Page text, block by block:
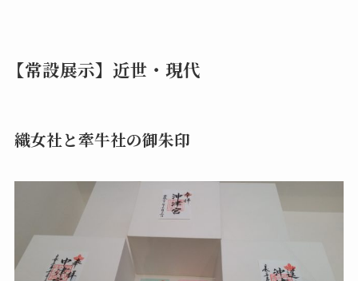
【常設展示】近世・現代
織女社と牽牛社の御朱印